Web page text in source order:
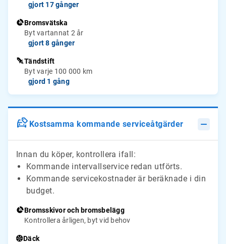
gjort 17 gånger
Bromsvätska
Byt vartannat 2 år
gjort 8 gånger
Tändstift
Byt varje 100 000 km
gjord 1 gång
Kostsamma kommande serviceåtgärder
Innan du köper, kontrollera ifall:
Kommande intervallservice redan utförts.
Kommande servicekostnader är beräknade i din
budget.
Bromsskivor och bromsbelägg
Kontrollera årligen, byt vid behov
Däck